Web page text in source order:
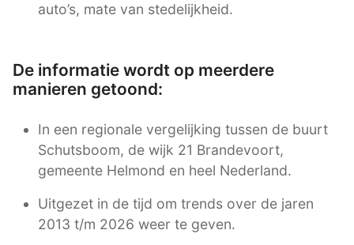
auto’s, mate van stedelijkheid.
De informatie wordt op meerdere
manieren getoond:
In een regionale vergelijking tussen de buurt
Schutsboom, de wijk 21 Brandevoort,
gemeente Helmond en heel Nederland.
Uitgezet in de tijd om trends over de jaren
2013 t/m 2026 weer te geven.